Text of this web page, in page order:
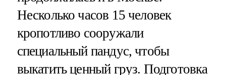
Несколько часов 15 человек
кропотливо сооружали
специальный пандус, чтобы
выкатить ценный груз. Подготовка